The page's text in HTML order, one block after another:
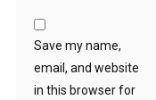
Save my name,
email, and website
in this browser for